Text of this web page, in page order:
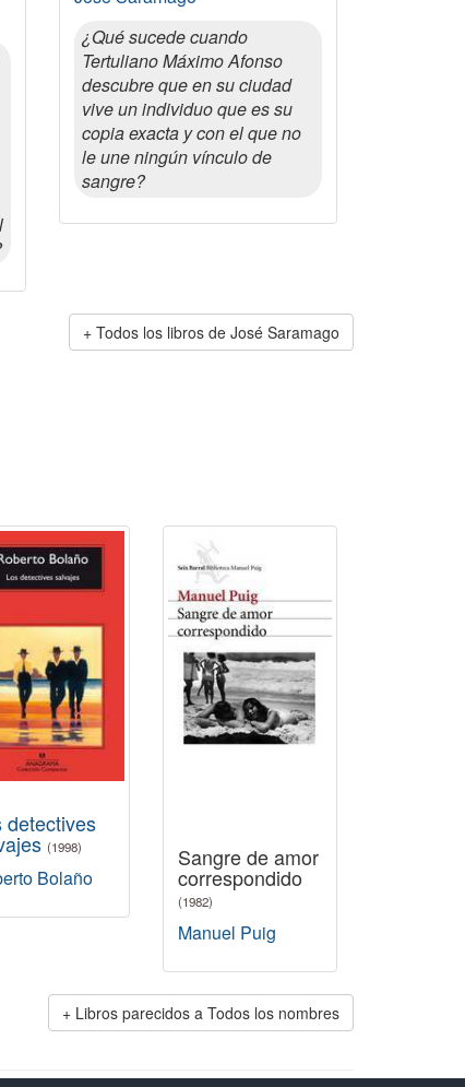
¿Qué sucede cuando
Tertuliano Máximo Afonso
descubre que en su ciudad
vive un individuo que es su
copia exacta y con el que no
le une ningún vínculo de
sangre?
Todos los libros de José Saramago
detectives
(1998)
Bolaño
Sangre de amor
correspondido
(1982)
Manuel Puig
Libros parecidos a Todos los nombres